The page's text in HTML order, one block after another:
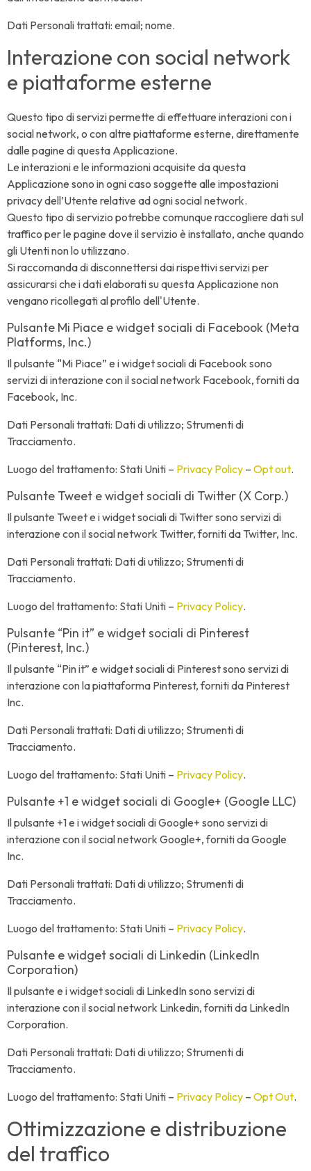
Dati Personali trattati: email; nome.
Interazione con social network
e piattaforme esterne
Questo tipo di servizi permette di effettuare interazioni con i
social network, o con altre piattaforme esterne, direttamente
dalle pagine di questa Applicazione.
Le interazioni e le informazioni acquisite da questa
Applicazione sono in ogni caso soggette alle impostazioni
privacy dell’Utente relative ad ogni social network.
Questo tipo di servizio potrebbe comunque raccogliere dati sul
traffico per le pagine dove il servizio è installato, anche quando
gli Utenti non lo utilizzano.
Si raccomanda di disconnettersi dai rispettivi servizi per
assicurarsi che i dati elaborati su questa Applicazione non
vengano ricollegati al profilo dell'Utente.
Pulsante Mi Piace e widget sociali di Facebook (Meta
Platforms, Inc.)
Il pulsante “Mi Piace” e i widget sociali di Facebook sono
servizi di interazione con il social network Facebook, forniti da
Facebook, Inc.
Dati Personali trattati: Dati di utilizzo; Strumenti di
Tracciamento.
Luogo del trattamento: Stati Uniti – Privacy Policy – Opt out.
Pulsante Tweet e widget sociali di Twitter (X Corp.)
Il pulsante Tweet e i widget sociali di Twitter sono servizi di
interazione con il social network Twitter, forniti da Twitter, Inc.
Dati Personali trattati: Dati di utilizzo; Strumenti di
Tracciamento.
Luogo del trattamento: Stati Uniti – Privacy Policy.
Pulsante “Pin it” e widget sociali di Pinterest
(Pinterest, Inc.)
Il pulsante “Pin it” e widget sociali di Pinterest sono servizi di
interazione con la piattaforma Pinterest, forniti da Pinterest
Inc.
Dati Personali trattati: Dati di utilizzo; Strumenti di
Tracciamento.
Luogo del trattamento: Stati Uniti – Privacy Policy.
Pulsante +1 e widget sociali di Google+ (Google LLC)
Il pulsante +1 e i widget sociali di Google+ sono servizi di
interazione con il social network Google+, forniti da Google
Inc.
Dati Personali trattati: Dati di utilizzo; Strumenti di
Tracciamento.
Luogo del trattamento: Stati Uniti – Privacy Policy.
Pulsante e widget sociali di Linkedin (LinkedIn
Corporation)
Il pulsante e i widget sociali di LinkedIn sono servizi di
interazione con il social network Linkedin, forniti da LinkedIn
Corporation.
Dati Personali trattati: Dati di utilizzo; Strumenti di
Tracciamento.
Luogo del trattamento: Stati Uniti – Privacy Policy – Opt Out.
Ottimizzazione e distribuzione
del traffico